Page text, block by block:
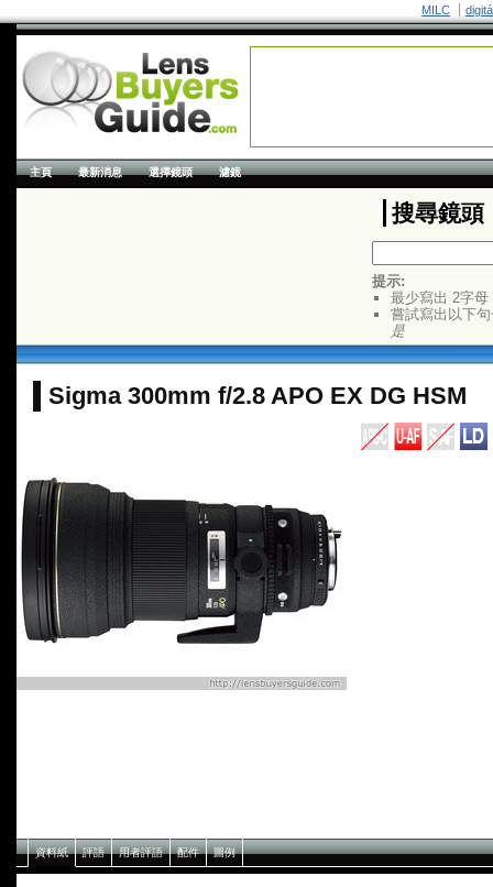
MILC
主頁 最新消息 選擇鏡頭 濾鏡
搜尋鏡頭
提示:
最少寫出 2字母
嘗試寫出以下
是
Sigma 300mm f/2.8 APO EX DG HSM
資料紙 評語 用者評語 配件 圖例